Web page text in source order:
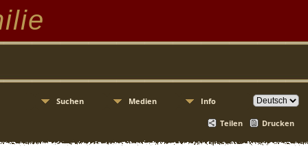
Suchen Medien Info
Teilen Drucken